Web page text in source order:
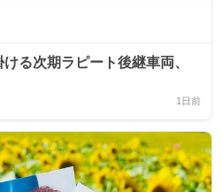
る次期ラピート後継車両、
1日前